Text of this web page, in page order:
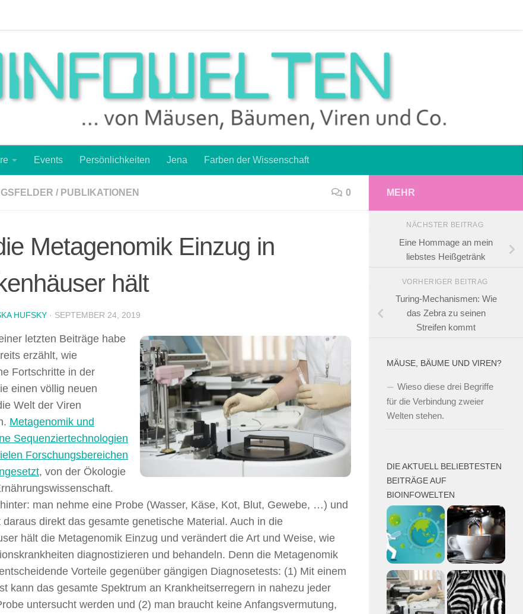
Events Persönlichkeiten Jena Farben der Wissenschaft
/ PUBLIKATIONEN 0
Metagenomik Einzug in
hält
HUFSKY · SEPTEMBER 24, 2019
letzten Beiträge habe
erzählt, wie
Fortschritte in der
einen völlig neuen
Welt der Viren
Metagenomik und
Sequenziertechnologien
Forschungsbereichen
, von der Ökologie
man nehme eine Probe (Wasser, Käse, Kot, Blut, Gewebe, …) und
daraus direkt das gesamte genetische Material. Auch in die
hält die Metagenomik Einzug und verändert die Art und Weise, wie
diagnostizieren und behandeln. Denn die Metagenomik
Vorteile gegenüber gängigen Diagnosetests: (1) Mit einem
kann das gesamte Spektrum an Krankheitserregern in nahezu jeder
untersucht werden und (2) man braucht keine Anfangsvermutung,
MEHR
NÄCHSTER BEITRAG
Eine Hommage an mein
liebstes Heißgetränk
VORHERIGER BEITRAG
Turing-Mechanismen: Wie
das Zebra zu seinen
Streifen kommt
MÄUSE, BÄUME UND VIREN?
Wieso diese drei Begriffe
für die Verbindung zweier
Welten stehen.
DIE AKTUELL BELIEBTESTEN
BEITRÄGE AUF
BIOINFOWELTEN